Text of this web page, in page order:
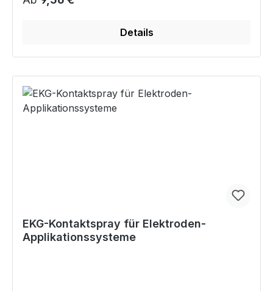
Details
EKG-Kontaktspray für Elektroden-
Applikationssysteme